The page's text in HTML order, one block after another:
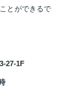
とができるで
27-1F